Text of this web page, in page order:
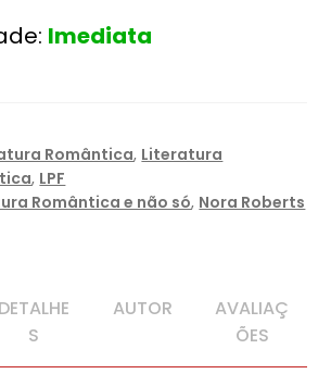
Imediata
Romântica, Literatura
, LPF
Romântica e não só, Nora Roberts
DETALHE
S
AUTOR
AVALIAÇ
ÕES